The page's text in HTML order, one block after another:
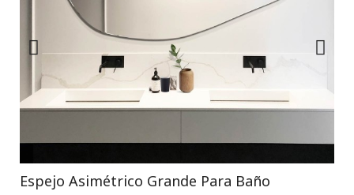
Espejo Asimétrico Grande Para Baño